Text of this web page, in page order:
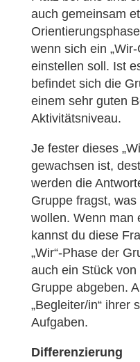
auch gemeinsam
wenn sich ein
einstellen soll. Ist
befindet sich die
einem sehr guten
Aktivitätsniveau.
Je fester dieses
gewachsen ist,
werden die
Gruppe fragst,
wollen. Wenn man
kannst du diese
„Wir“-Phase der
auch ein Stück
Gruppe abgeben.
„Begleiter/in“ ihrer
Aufgaben.
Differenzierung